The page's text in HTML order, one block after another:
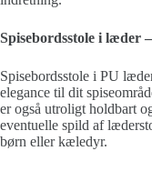
Spisebordsstole i læder
Spisebordsstole i PU
elegance til dit
er også utroligt holdbart
eventuelle spild af
børn eller kæledyr.